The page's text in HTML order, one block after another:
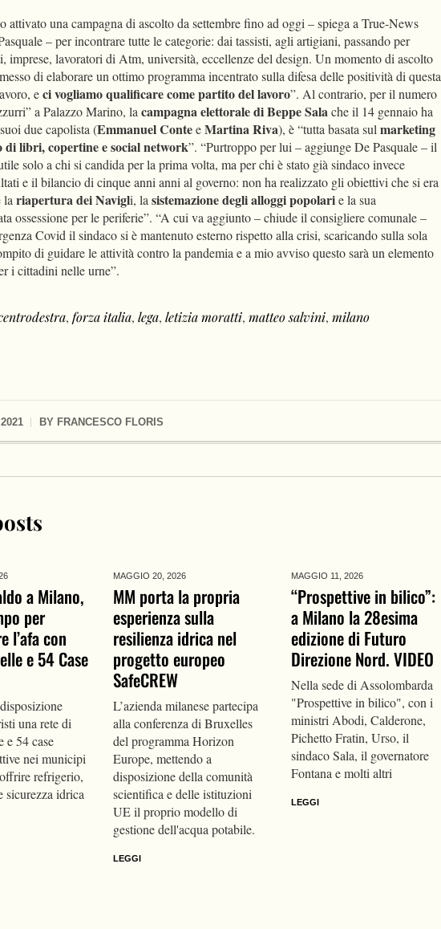
BY FRANCESCO FLORIS
attivato una campagna di ascolto da settembre fino ad oggi – spiega a True-News
– per incontrare tutte le categorie: dai tassisti, agli artigiani, passando per
imprese, lavoratori di Atm, università, eccellenze del design. Un momento di ascolto
di elaborare un ottimo programma incentrato sulla difesa delle positività di questa
eci vogliamo qualificare come partito del lavoro”. Al contrario, per il numero
a Palazzo Marino, la campagna elettorale di Beppe Salache il 14 gennaio ha
due capolista (Emmanuel ConteeMartina Riva), è “tutta basata sul marketing
di libri, copertine e social network”. “Purtroppo per lui – aggiunge De Pasquale – il
solo a chi si candida per la prima volta, ma per chi è stato già sindaco invece
e il bilancio di cinque anni anni al governo: non ha realizzato gli obiettivi che si era
la riapertura dei Navigli, la sistemazione degli alloggi popolarie la sua
ossessione per le periferie”. “A cui va aggiunto – chiude il consigliere comunale –
Covid il sindaco si è mantenuto esterno rispetto alla crisi, scaricando sulla sola
di guidare le attività contro la pandemia e a mio avviso questo sarà un elemento
i cittadini nelle urne”.
, forza italia, lega, letizia moratti, matteo salvini, milano
a Milano,
per
l’afa con
e 54 Case
una rete di
e 54 case
nei municipi
refrigerio,
sicurezza idrica
MAGGIO 20, 2026
MM porta la propria
esperienza sulla
resilienza idrica nel
progetto europeo
SafeCREW
L’azienda milanese partecipa
alla conferenza di Bruxelles
del programma Horizon
Europe, mettendo a
disposizione della comunità
scientifica e delle istituzioni
UE il proprio modello di
gestione dell'acqua potabile.
LEGGI
MAGGIO 11, 2026
“Prospettive in bilico”:
a Milano la 28esima
edizione di Futuro
Direzione Nord. VIDEO
Nella sede di Assolombarda
"Prospettive in bilico", con i
ministri Abodi, Calderone,
Pichetto Fratin, Urso, il
sindaco Sala, il governatore
Fontana e molti altri
LEGGI